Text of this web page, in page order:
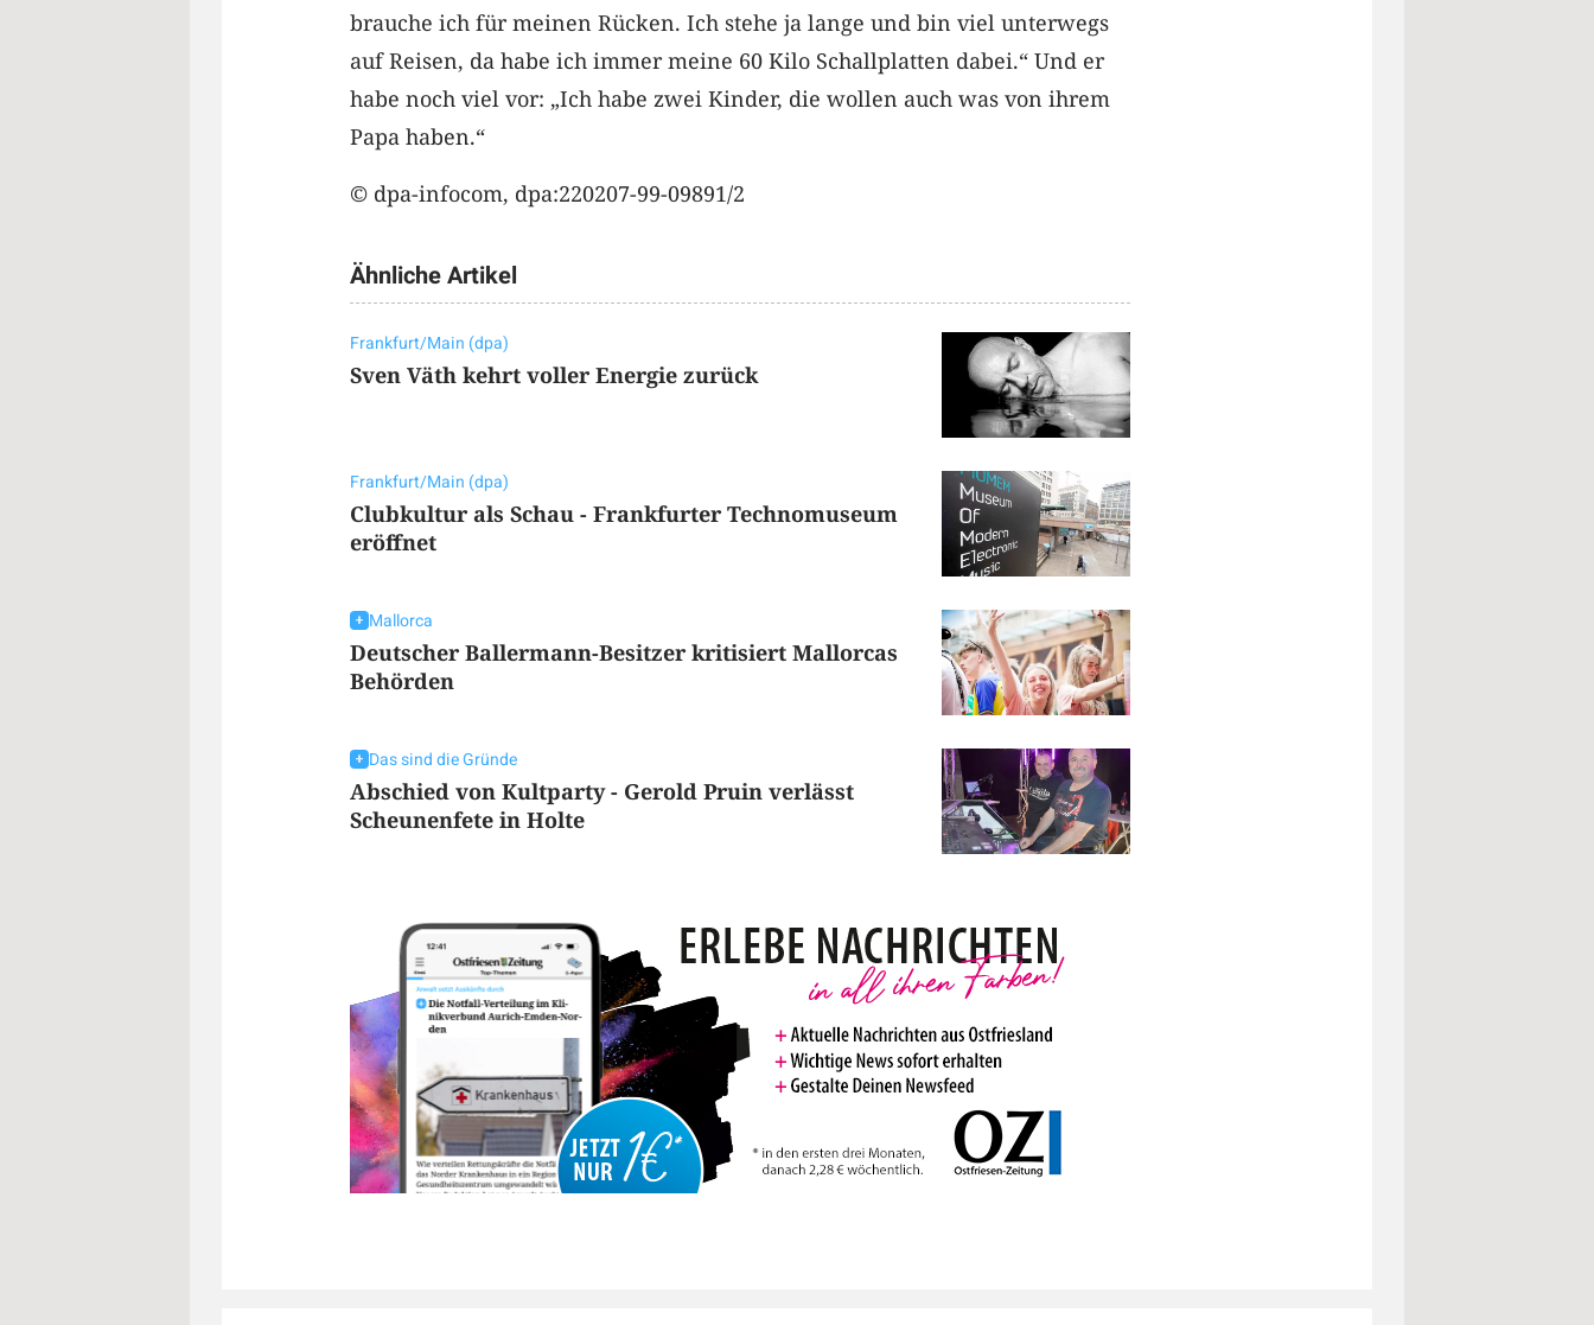
brauche ich für meinen Rücken. Ich stehe ja lange und bin viel unterwegs
auf Reisen, da habe ich immer meine 60 Kilo Schallplatten dabei.“ Und er
habe noch viel vor: „Ich habe zwei Kinder, die wollen auch was von ihrem
Papa haben.“
© dpa-infocom, dpa:220207-99-09891/2
Ähnliche Artikel
Frankfurt/Main (dpa)
Sven Väth kehrt voller Energie zurück
Frankfurt/Main (dpa)
Clubkultur als Schau - Frankfurter Technomuseum
eröffnet
Mallorca
Deutscher Ballermann-Besitzer kritisiert Mallorcas
Behörden
Das sind die Gründe
Abschied von Kultparty - Gerold Pruin verlässt
Scheunenfete in Holte